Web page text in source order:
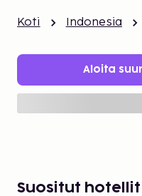
Koti Indonesia
Aloita
Suositut